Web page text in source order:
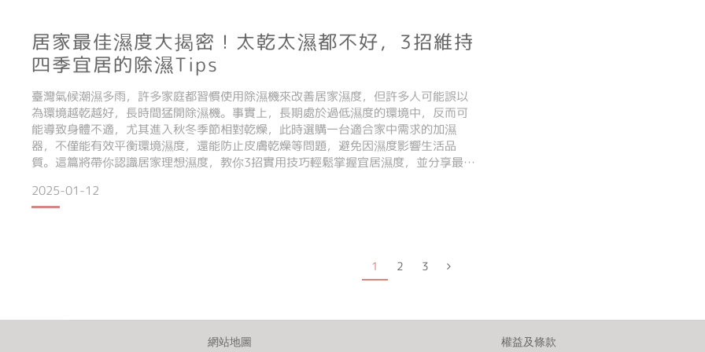
居家最佳濕度大揭密！太乾太濕都不好，3招維持
四季宜居的除濕Tips
臺灣氣候潮濕多雨，許多家庭都習慣使用除濕機來改善居家濕度，但許多人可能誤以
為環境越乾越好，長時間猛開除濕機。事實上，長期處於過低濕度的環境中，反而可
能導致身體不適，尤其進入秋冬季節相對乾燥，此時選購一台適合家中需求的加濕
器，不僅能有效平衡環境濕度，還能防止皮膚乾燥等問題，避免因濕度影響生活品
質。這篇將帶你認識居家理想濕度，教你3招實用技巧輕鬆掌握宜居濕度，並分享最新
【文章目錄】 一、室內濕度定義
2025-01-12
1 2 3
網站地圖 權益及條款